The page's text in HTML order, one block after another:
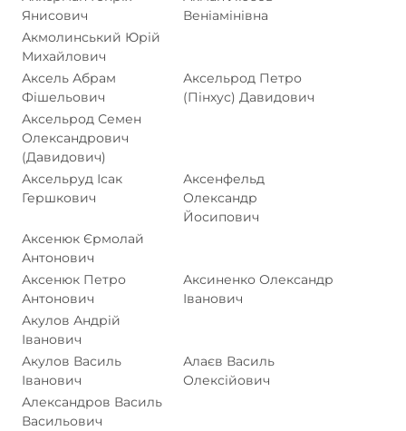
Янисович
Веніамінівна
Акмолинський Юрій
Михайлович
Аксель Абрам
Фішельович
Аксельрод Петро
(Пінхус) Давидович
Аксельрод Семен
Олександрович
(Давидович)
Аксельруд Ісак
Гершкович
Аксенфельд
Олександр
Йосипович
Аксенюк Єрмолай
Антонович
Аксенюк Петро
Антонович
Аксиненко Олександр
Іванович
Акулов Андрій
Іванович
Акулов Василь
Іванович
Алаєв Василь
Олексійович
Александров Василь
Васильович